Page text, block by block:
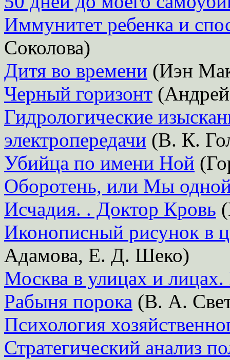
Иммунитет ребенка и
Соколова)
Дитя во времени (Иэн
Черный горизонт
Гидрологические
электропередачи (В. К.
Убийца по имени Ной
Оборотень, или Мы
Исчадия. . Доктор Кровь
Иконописный рисунок в
Адамова, Е. Д. Шеко)
Москва в улицах и лицах.
Рабыня порока (В. А.
Психология
Стратегический анализ